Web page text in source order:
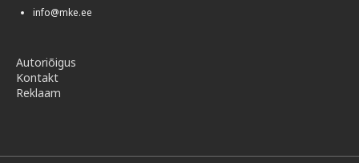
info@mke.ee
Autoriõigus
Kontakt
Reklaam